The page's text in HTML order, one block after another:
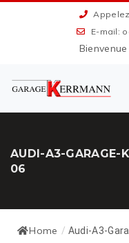
E-mail:
AUDI-A3-GARAGE-
06
Home / Audi-A3-